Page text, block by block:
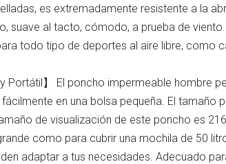
es extremadamente resistente a la
suave al tacto, cómodo, a prueba de
todo tipo de deportes al aire libre, como
y Portátil】 El poncho impermeable hombre
en una bolsa pequeña. El tamaño
de visualización de este poncho es
como para cubrir una mochila de 50
adaptar a tus necesidades. Adecuado